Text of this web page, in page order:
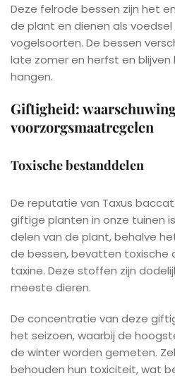
Deze felrode bessen zijn het
de plant en dienen als
vogelsoorten. De bessen
late zomer en herfst en blijven
hangen.
Giftigheid:
voorzorgsmaatregelen
Toxische bestanddelen
De reputatie van Taxus
giftige planten in onze tuinen
delen van de plant, behalve
de bessen, bevatten toxische
taxine. Deze stoffen zijn
meeste dieren.
De concentratie van deze
het seizoen, waarbij de
de winter worden gemeten.
behouden hun toxiciteit, wat